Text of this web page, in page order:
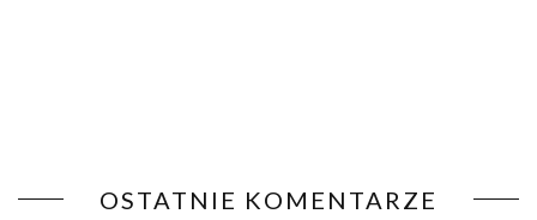
OSTATNIE KOMENTARZE